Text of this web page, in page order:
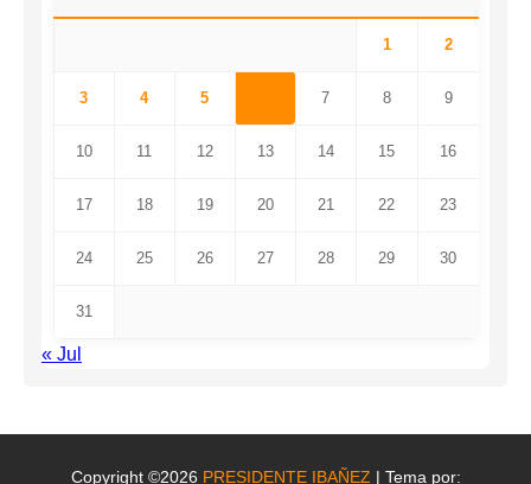
1 2
3 4 5 7 8 9
10 11 12 13 14 15 16
17 18 19 20 21 22 23
24 25 26 27 28 29 30
31
« Jul
Copyright ©2026 PRESIDENTE IBAÑEZ | Tema por: